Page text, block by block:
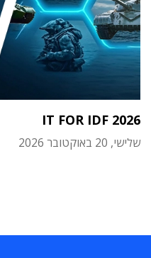
IT FOR IDF 2026
שלישי, 20 באוקטובר 2026